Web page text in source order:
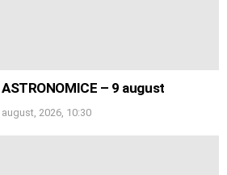
ASTRONOMICE – 9 august
august, 2026, 10:30